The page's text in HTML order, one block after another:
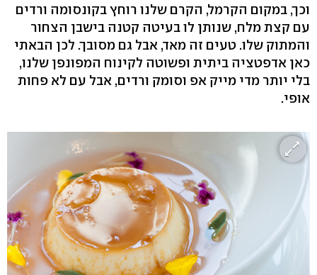
וכך, במקום הקרמל, הקרם שלנו רוחץ בקונסומה ורדים
עם קצת מלח, שנותן לו בעיטה קטנה בישבן הצחור
והמתוק שלו. טעים זה מאד, אבל גם מסובך. לכן הבאתי
כאן אדפטציה ביתית ופשוטה לקינוח המפונפן שלנו,
בלי יותר מדי מייק אפ וסומק ורדים, אבל עם לא פחות
אופי.